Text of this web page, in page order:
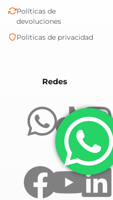
RedesCentral Shop es
Políticas de
devoluciones
Politicas de privacidad